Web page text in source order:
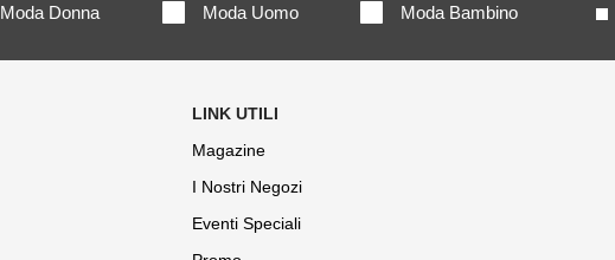
Moda Donna Moda Uomo Moda Bambino
Magazine
I Nostri Negozi
Eventi Speciali